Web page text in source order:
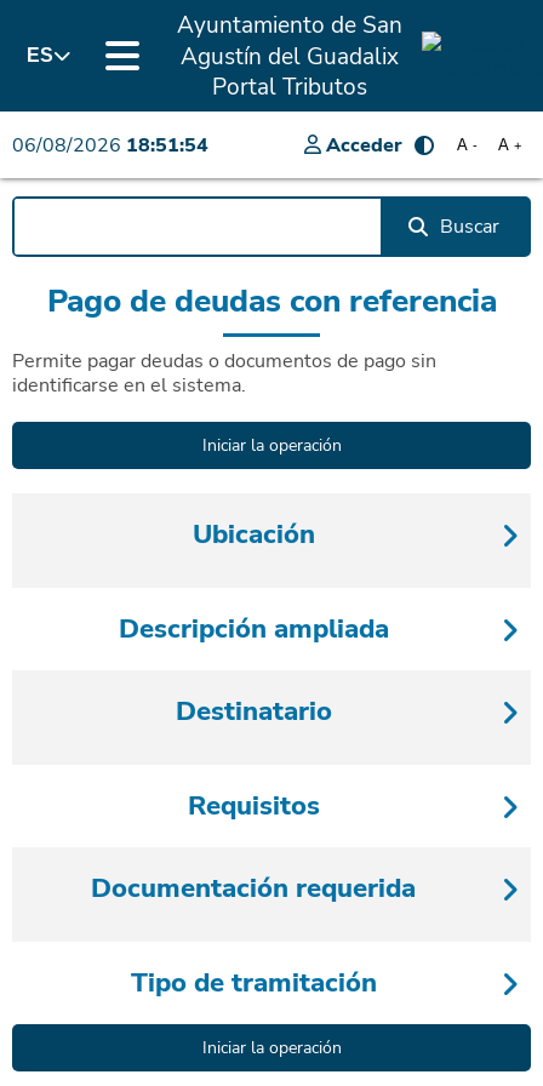
ES
Ayuntamiento de San
Agustín del Guadalix
Portal Tributos
06/08/2026 18:51:54 Acceder A +
A -
Buscar
Pago de deudas con referencia
Permite pagar deudas o documentos de pago sin
identificarse en el sistema.
Ubicación
Descripción ampliada
Destinatario
Requisitos
Documentación requerida
Tipo de tramitación